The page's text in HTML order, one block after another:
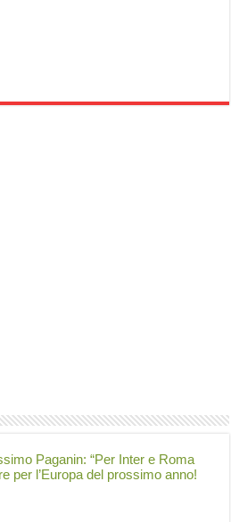
Paganin: “Per Inter e Roma
per l’Europa del prossimo anno!